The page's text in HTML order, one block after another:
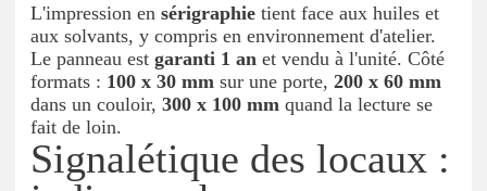
L'impression en sérigraphie tient face aux huiles et
aux solvants, y compris en environnement d'atelier.
Le panneau est garanti 1 an et vendu à l'unité. Côté
formats : 100 x 30 mm sur une porte, 200 x 60 mm
dans un couloir, 300 x 100 mm quand la lecture se
fait de loin.
Signalétique des locaux :